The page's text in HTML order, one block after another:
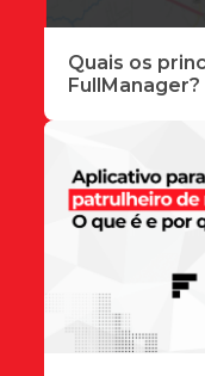
Quais os
FullManager?